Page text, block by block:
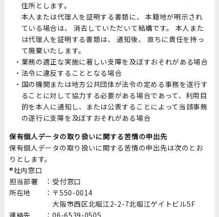
住所とします。
本人または代理人を証明する書類に、 本籍地が明示され
ている場合は、 消去していただいて結構です。 本人また
は代理人を証明する書類は、 通知後、 直ちに責任を持っ
て廃棄いたします。
業務の適正な実施に著しい支障を及ぼすおそれがある場合
法令に違反することとなる場合
国の機関または地方公共団体が法令の定める事務を遂行す
ることに対して協力する必要がある場合であって、利用目
的を本人に通知し、または公表することによって当該事務
の遂行に支障を及ぼすおそれがある場合
保有個人データの取り扱いに関する苦情の申出先
保有個人データの取り扱いに関する苦情の申出先は次のとお
りとします。
®社内窓口
担当部署 ： 受付窓口
所在地 ： 〒550-0014
大阪市西区北堀江2-2-7北堀江ゲイトビル5F